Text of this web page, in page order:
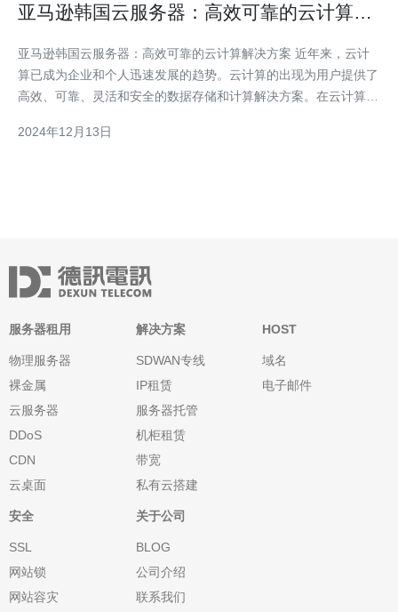
亚马逊韩国云服务器：高效可靠的云计算解
亚马逊韩国云服务器：高效可靠的云计算解决方案 近年来，云计
算已成为企业和个人迅速发展的趋势。云计算的出现为用户提供了
高效、可靠、灵活和安全的数据存储和计算解决方案。在云计算市
户青睐。 1. 高效性：亚马逊韩国云服务器提供强大的计算能力和
2024年12月13日
服务器租用
物理服务器
裸金属
云服务器
DDoS
CDN
云桌面
解决方案
SDWAN专线
IP租赁
服务器托管
机柜租赁
带宽
私有云搭建
HOST
域名
电子邮件
安全
SSL
网站锁
网站容灾
关于公司
BLOG
公司介绍
联系我们